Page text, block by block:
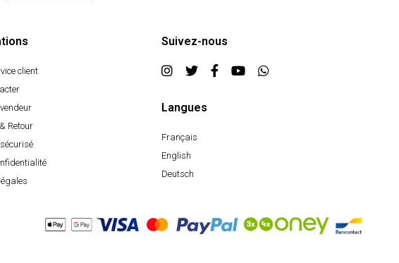
client
Retour
Suivez-nous
Langues
Français
English
Deutsch